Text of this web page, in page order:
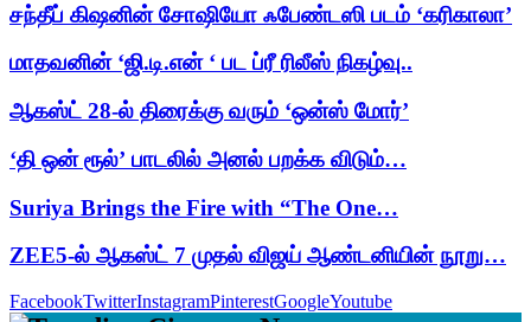
சந்தீப் கிஷனின் சோஷியோ ஃபேண்டஸி படம் ‘கரிகாலா’
மாதவனின் ‘ஜி.டி.என் ‘ பட ப்ரீ ரிலீஸ் நிகழ்வு..
ஆகஸ்ட் 28-ல் திரைக்கு வரும் ‘ஒன்ஸ் மோர்’
‘தி ஒன் ரூல்’ பாடலில் அனல் பறக்க விடும்…
Suriya Brings the Fire with “The One…
ZEE5-ல் ஆகஸ்ட் 7 முதல் விஜய் ஆண்டனியின் நூறு…
FacebookTwitterInstagramPinterestGoogleYoutube